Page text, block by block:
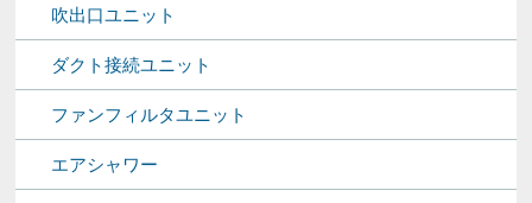
吹出口ユニット
ダクト接続ユニット
ファンフィルタユニット
エアシャワー